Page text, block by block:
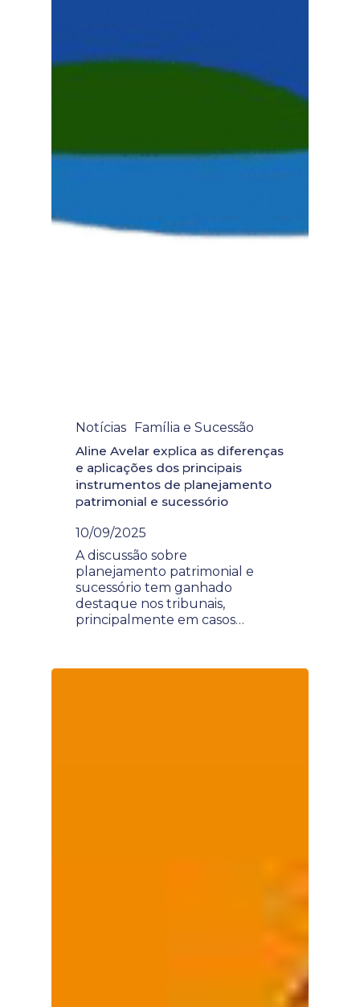
Notícias Família e Sucessão
Aline Avelar explica as diferenças
e aplicações dos principais
instrumentos de planejamento
patrimonial e sucessório
10/09/2025
A discussão sobre
planejamento patrimonial e
sucessório tem ganhado
destaque nos tribunais,
principalmente em casos…